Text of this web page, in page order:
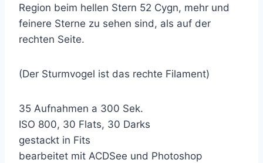
Region beim hellen Stern 52 Cygn, mehr und
feinere Sterne zu sehen sind, als auf der
rechten Seite.
(Der Sturmvogel ist das rechte Filament)
35 Aufnahmen a 300 Sek.
ISO 800, 30 Flats, 30 Darks
gestackt in Fits
bearbeitet mit ACDSee und Photoshop